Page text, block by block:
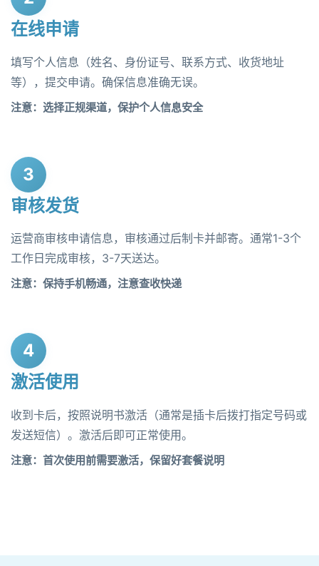
在线申请
填写个人信息（姓名、身份证号、联系方式、收货地址
等），提交申请。确保信息准确无误。
注意：选择正规渠道，保护个人信息安全
3
审核发货
运营商审核申请信息，审核通过后制卡并邮寄。通常1-3个
工作日完成审核，3-7天送达。
注意：保持手机畅通，注意查收快递
4
激活使用
收到卡后，按照说明书激活（通常是插卡后拨打指定号码或
发送短信）。激活后即可正常使用。
注意：首次使用前需要激活，保留好套餐说明